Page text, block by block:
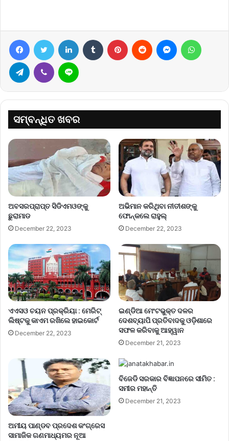
FacebookTwitter LinkedIn Tumblr Pinterest Reddit Messenger
Telegram Viber Line
ସମ୍ବନ୍ଧିତ ଖବର
ଅବସରପ୍ରାପ୍ତ ସିଡିଏମଓଙ୍କୁ
ଛୁରାମାଡ
December 22, 2023
ଅଭିମାନ କରିଥିବା ନୀତୀଶଙ୍କୁ
ଫୋନ୍‌କଲେ ରାହୁଲ୍‌
December 22, 2023
ଏଏସଓ ଚୟନ ପ୍ରକ୍ରିୟା : ମେରିଟ୍
ଲିଷ୍ଟକୁ କାଏମ ରଖିଲେ ହାଇକୋର୍ଟ
December 22, 2023
ଇଣ୍ଡିଆ ମେଂଟଭୁକ୍ତ ଦଳର
ଦେଶବ୍ୟାପି ପ୍ରତିବାଦକୁ ଓଡ଼ିଶାରେ
ସଫଳ କରିବାକୁ ଆହ୍ୱାନ
December 21, 2023
ଅମୀୟ ପାଣ୍ଡବ ପ୍ରଦେଶ କଂଗ୍ରେସ
ସାମାଜିକ ଗଣମାଧ୍ୟମର ନୂଆ
ବିଜେଡି ସରକାର ବିଜ୍ଞାପନରେ ସୀମିତ :
ସମୀର ମହାନ୍ତି
December 21, 2023